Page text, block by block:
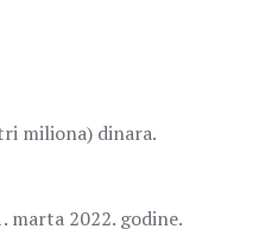
miliona) dinara.
marta 2022. godine.